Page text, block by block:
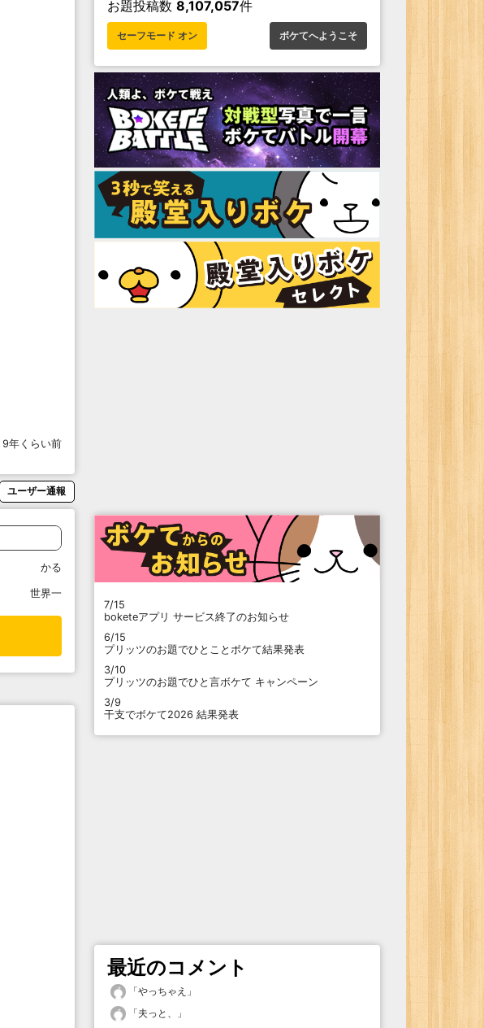
9年くらい前
ユーザー通報
かる
世界一
お題投稿数 8,107,057件
セーフモード オン ボケてへようこそ
7/15
boketeアプリ サービス終了のお知らせ
6/15
プリッツのお題でひとことボケて結果発表
3/10
プリッツのお題でひと言ボケて キャンペーン
3/9
干支でボケて2026 結果発表
最近のコメント
「やっちゃえ 」
「夫っと、
」